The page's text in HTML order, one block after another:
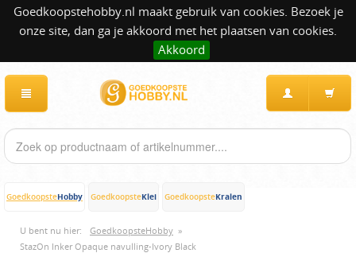
Goedkoopstehobby.nl maakt gebruik van cookies. Bezoek je
onze site, dan ga je akkoord met het plaatsen van cookies.
Akkoord
GoedkoopsteHobby GoedkoopsteKlei GoedkoopsteKralen
U bent nu hier: GoedkoopsteHobby »
StazOn Inker Opaque navulling-Ivory Black